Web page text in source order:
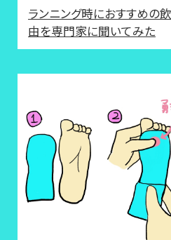
ランニング時におすすめの
由を専門家に聞いてみた